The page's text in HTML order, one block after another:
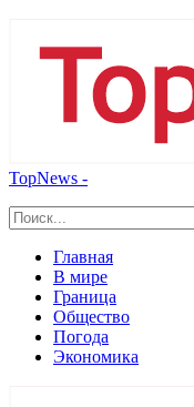
TopNews -
Главная
В мире
Граница
Общество
Погода
Экономика